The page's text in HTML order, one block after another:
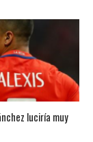
luciría muy